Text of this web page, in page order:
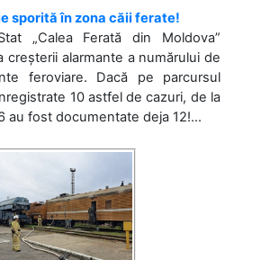
sporită în zona căii ferate!
„Calea Ferată din Moldova”
creșterii alarmante a numărului de
feroviare. Dacă pe parcursul
10 astfel de cazuri, de la
au fost documentate deja 12!...